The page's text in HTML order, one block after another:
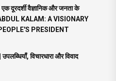
दूरदर्शी वैज्ञानिक और जनता के
KALAM: A VISIONARY
PRESIDENT
विचारधारा और विवाद